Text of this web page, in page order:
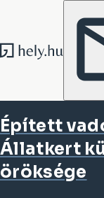
Tovább a
Tovább a
Épített
Állatkert
öröksége